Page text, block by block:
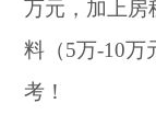
万元，加上房
料（5万-10万
考！